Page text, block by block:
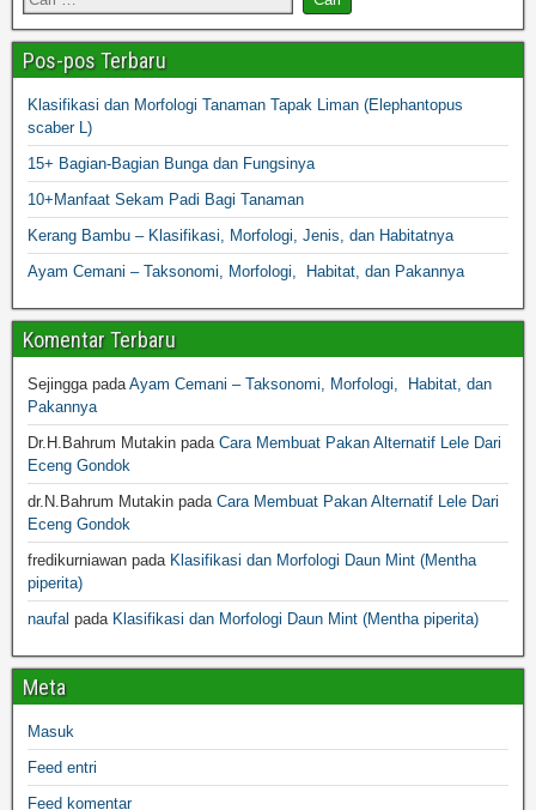
Pos-pos Terbaru
Klasifikasi dan Morfologi Tanaman Tapak Liman (Elephantopus
scaber L)
15+ Bagian-Bagian Bunga dan Fungsinya
10+Manfaat Sekam Padi Bagi Tanaman
Kerang Bambu – Klasifikasi, Morfologi, Jenis, dan Habitatnya
Ayam Cemani – Taksonomi, Morfologi, Habitat, dan Pakannya
Komentar Terbaru
SejinggapadaAyam Cemani – Taksonomi, Morfologi, Habitat, dan
Pakannya
Dr.H.Bahrum Mutakin pada Cara Membuat Pakan Alternatif Lele Dari
Eceng Gondok
dr.N.Bahrum Mutakin pada Cara Membuat Pakan Alternatif Lele Dari
Eceng Gondok
fredikurniawan pada Klasifikasi dan Morfologi Daun Mint (Mentha
piperita)
naufal pada Klasifikasi dan Morfologi Daun Mint (Mentha piperita)
Meta
Masuk
Feed entri
Feed komentar